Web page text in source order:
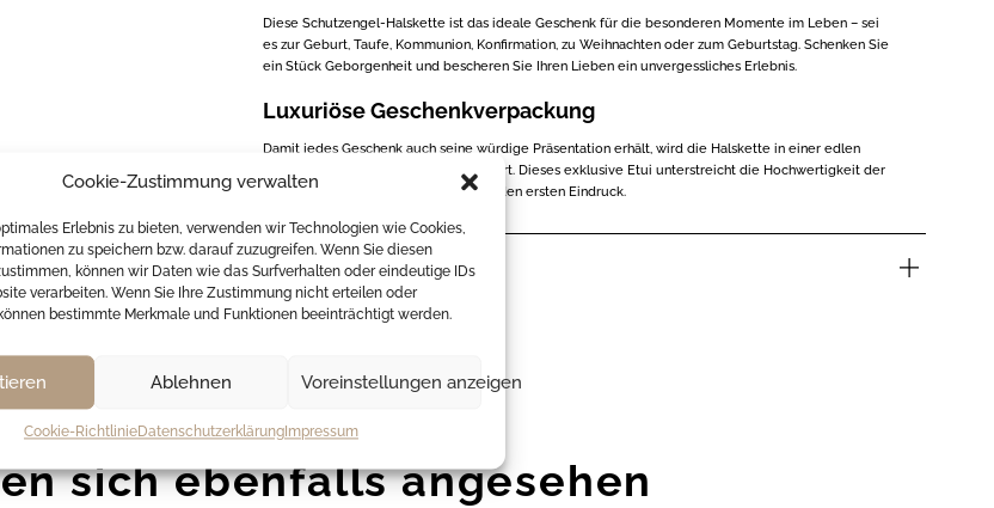
Cookie-Zustimmung verwalten
Erlebnis zu bieten, verwenden wir Technologien wie Cookies,
zu speichern bzw. darauf zuzugreifen. Wenn Sie diesen
können wir Daten wie das Surfverhalten oder eindeutige IDs
verarbeiten. Wenn Sie Ihre Zustimmung nicht erteilen oder
bestimmte Merkmale und Funktionen beeinträchtigt werden.
Ablehnen Voreinstellungen anzeigen
Cookie-RichtlinieDatenschutzerklärungImpressum
Diese Schutzengel-Halskette ist das ideale Geschenk für die besonderen Momente im Leben – sei
es zur Geburt, Taufe, Kommunion, Konfirmation, zu Weihnachten oder zum Geburtstag. Schenken Sie
ein Stück Geborgenheit und bescheren Sie Ihren Lieben ein unvergessliches Erlebnis.
Luxuriöse Geschenkverpackung
Damit jedes Geschenk auch seine würdige Präsentation erhält, wird die Halskette in einer edlen
Geschenkbox mit Samteinlage geliefert. Dieses exklusive Etui unterstreicht die Hochwertigkeit der
Halskette und sorgt für einen strahlenden ersten Eindruck.
Zusätzliche Informationen
sich ebenfalls angesehen